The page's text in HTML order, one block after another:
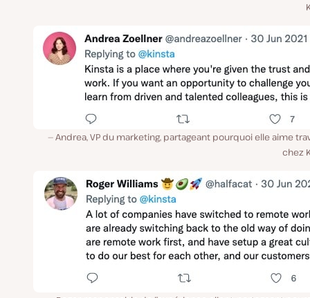
Andrea, VP du marketing, partageant pourquoi elle aime
chez